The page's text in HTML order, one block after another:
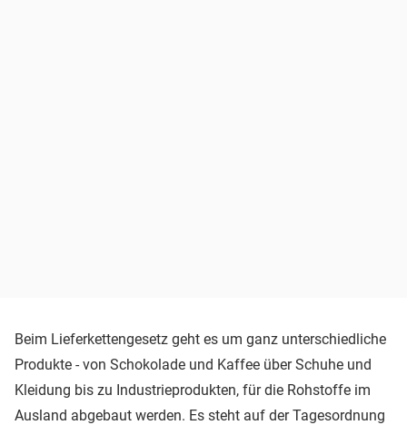
Beim Lieferkettengesetz geht es um ganz unterschiedliche
Produkte - von Schokolade und Kaffee über Schuhe und
Kleidung bis zu Industrieprodukten, für die Rohstoffe im
Ausland abgebaut werden. Es steht auf der Tagesordnung